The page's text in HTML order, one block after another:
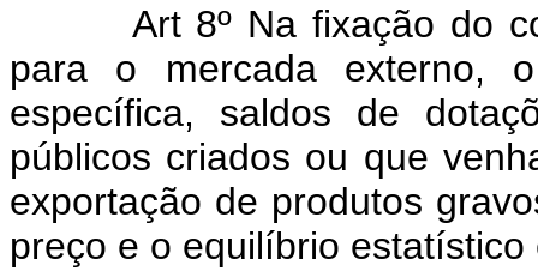
Art 8º Na fixação do
para o mercada externo,
específica, saldos de
públicos criados ou que
exportação de produtos
preço e o equilíbrio